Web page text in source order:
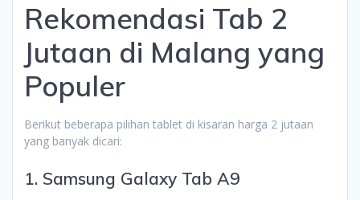
Rekomendasi Tab 2
Jutaan di Malang yang
Populer
Berikut beberapa pilihan tablet di kisaran harga 2 jutaan
yang banyak dicari:
1. Samsung Galaxy Tab A9